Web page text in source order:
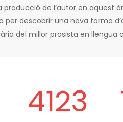
de l’autor en aquest
per descobrir una nova forma
del millor prosista en llengua
4123